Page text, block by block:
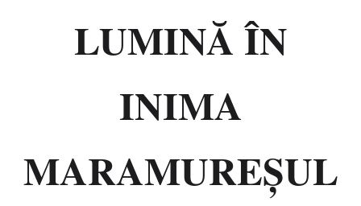
LUMINĂ ÎN
INIMA
MARAMUREȘUL